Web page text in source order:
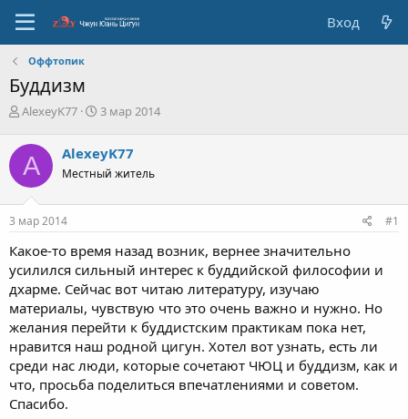
Вход
Оффтопик
Буддизм
А
т
о
р
т
е
м
AlexeyK77
Д
а
с
з
н
и
я
3 мар 2014
A AlexeyK77
Местный житель
3 мар 2014 #1
Какое-то время назад возник, вернее значительно
усилился сильный интерес к буддийской философии и
дхарме. Сейчас вот читаю литературу, изучаю
материалы, чувствую что это очень важно и нужно. Но
желания перейти к буддистским практикам пока нет,
нравится наш родной цигун. Хотел вот узнать, есть ли
среди нас люди, которые сочетают ЧЮЦ и буддизм, как и
что, просьба поделиться впечатлениями и советом.
Спасибо.